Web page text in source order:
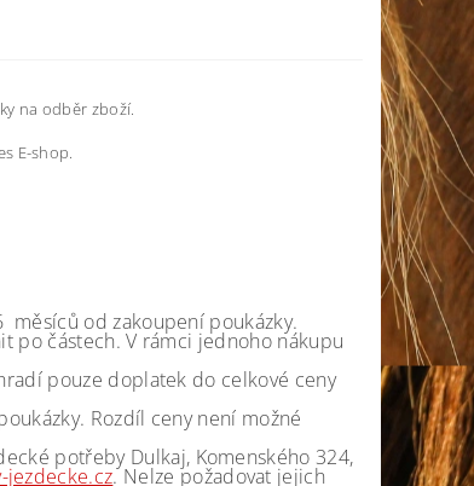
na odběr zboží.
E-shop.
měsíců od zakoupení poukázky.
po částech. V rámci jednoho nákupu
pouze doplatek do celkové ceny
Rozdíl ceny není možné
potřeby Dulkaj, Komenského 324,
. Nelze požadovat jejich